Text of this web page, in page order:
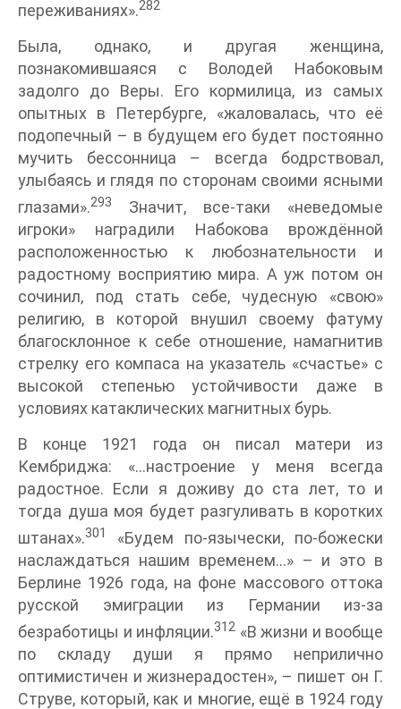
переживаниях».282
Была, однако, и другая женщина,
познакомившаяся с Володей Набоковым
задолго до Веры. Его кормилица, из самых
опытных в Петербурге, «жаловалась, что её
подопечный – в будущем его будет постоянно
мучить бессонница – всегда бодрствовал,
улыбаясь и глядя по сторонам своими ясными
глазами».293
Значит, все-таки «неведомые
игроки» наградили Набокова врождённой
расположенностью к любознательности и
радостному восприятию мира. А уж потом он
сочинил, под стать себе, чудесную «свою»
религию, в которой внушил своему фатуму
благосклонное к себе отношение, намагнитив
стрелку его компаса на указатель «счастье» с
высокой степенью устойчивости даже в
условиях катаклических магнитных бурь.
В конце 1921 года он писал матери из
Кембриджа: «…настроение у меня всегда
радостное. Если я доживу до ста лет, то и
тогда душа моя будет разгуливать в коротких
штанах».301
«Будем по-язычески, по-божески
наслаждаться нашим временем…» – и это в
Берлине 1926 года, на фоне массового оттока
русской эмиграции из Германии из-за
безработицы и инфляции.312 «В жизни и вообще
по складу души я прямо неприлично
оптимистичен и жизнерадостен», – пишет он Г.
Струве, который, как и многие, ещё в 1924 году